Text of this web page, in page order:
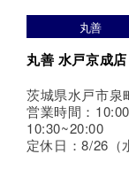
丸善
丸善 水戸京成店
茨城県水戸市
営業時間：
10:30~20:00
定休日：8/26（